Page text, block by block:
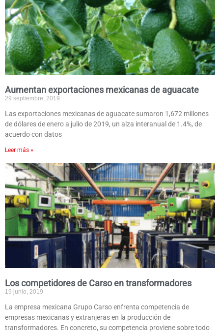
Aumentan exportaciones mexicanas de aguacate
29 septiembre, 2019
Las exportaciones mexicanas de aguacate sumaron 1,672 millones
de dólares de enero a julio de 2019, un alza interanual de 1.4%, de
acuerdo con datos
Leer más »
Los competidores de Carso en transformadores
19 junio, 2019
La empresa mexicana Grupo Carso enfrenta competencia de
empresas mexicanas y extranjeras en la producción de
transformadores. En concreto, su competencia proviene sobre todo